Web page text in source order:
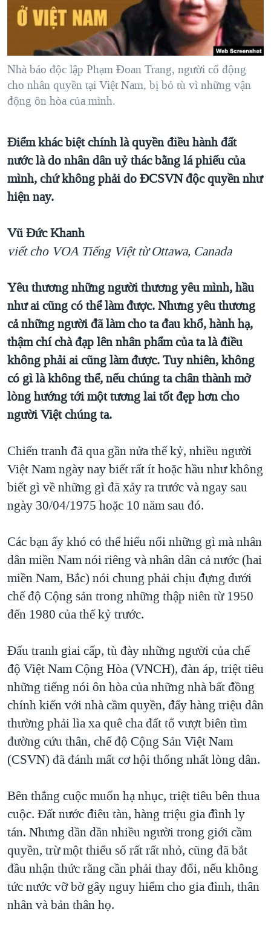
"Tìm"NGƯỜI VIỆT HẢI NGOẠI
KINH TẾ
KHOA HỌC
SỨC KHOẺ
THỂ THAO
GIÁO DỤC
HÀNH TRÌNH BẦU CỬ 2024
MỘT NĂM CHIẾN TRANH TẠI DẢI GAZA
GIẢI MÃ VÀNH ĐAI & CON ĐƯỜNG
NGÀY TỊ NẠN THẾ GIỚI
CHI PHÍ CHIẾN TRANH AFGHANISTAN
CÁC GIÁ TRỊ CỘNG HÒA Ở VIỆT NAM
THƯỢNG ĐỈNH TRUMP-KIM TẠI VIỆT NAM
QUAN HỆ VIỆT MỸ
VIDEO
MẠNG XÃ HỘI
Nhà báo độc lập Phạm Đoan Trang, người cổ động
cho nhân quyền tại Việt Nam, bị bỏ tù vì những vận
động ôn hòa của mình.
Điểm khác biệt chính là quyền điều hành đất
nước là do nhân dân uỷ thác bằng lá phiếu của
mình, chứ không phải do ĐCSVN độc quyền như
hiện nay.
Vũ Đức Khanh
viết cho VOA Tiếng Việt từ Ottawa, Canada
Yêu thương những người thương yêu mình, hầu
như ai cũng có thể làm được. Nhưng yêu thương
cả những người đã làm cho ta đau khổ, hành hạ,
thậm chí chà đạp lên nhân phẩm của ta là điều
không phải ai cũng làm được. Tuy nhiên, không
có gì là không thể, nếu chúng ta chân thành mở
lòng hướng tới một tương lai tốt đẹp hơn cho
người Việt chúng ta.
Chiến tranh đã qua gần nửa thế kỷ, nhiều người
Việt Nam ngày nay biết rất ít hoặc hầu như không
biết gì về những gì đã xảy ra trước và ngay sau
ngày 30/04/1975 hoặc 10 năm sau đó.
Các bạn ấy khó có thể hiểu nổi những gì mà nhân
dân miền Nam nói riêng và nhân dân cả nước (hai
miền Nam, Bắc) nói chung phải chịu đựng dưới
chế độ Cộng sản trong những thập niên từ 1950
đến 1980 của thế kỷ trước.
Đấu tranh giai cấp, tù đày những người của chế
độ Việt Nam Cộng Hòa (VNCH), đàn áp, triệt tiêu
những tiếng nói ôn hòa của những nhà bất đồng
chính kiến với nhà cầm quyền, đẩy hàng triệu dân
thường phải lìa xa quê cha đất tổ vượt biên tìm
đường cứu thân, chế độ Cộng Sản Việt Nam
(CSVN) đã đánh mất cơ hội thống nhất lòng dân.
Bên thắng cuộc muốn hạ nhục, triệt tiêu bên thua
cuộc. Đất nước điêu tàn, hàng triệu gia đình ly
tán. Nhưng dần dần nhiều người trong giới cầm
quyền, trừ một thiểu số rất rất nhỏ, cũng đã bắt
đầu nhận thức rằng cần phải thay đổi, nếu không
tức nước vỡ bờ gây nguy hiểm cho gia đình, thân
nhân và bản thân họ.